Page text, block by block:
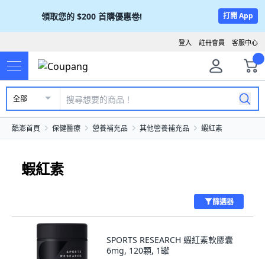
領取您的 $200 首購優惠卷! 打開 App
客服中心
註冊會員
登入
全部
酷澎首頁 保健醫療 營養補充品 其他營養補充品 蝦紅素
蝦紅素
篩選器
SPORTS RESEARCH 蝦紅素軟膠囊
6mg, 120顆, 1罐